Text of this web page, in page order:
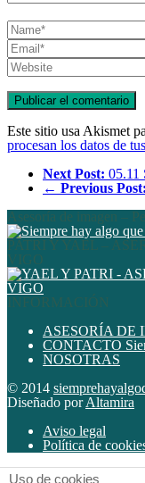
Este sitio usa Akismet
procesan los datos de
Next Post:
← Previous Post:
Asesoría de imagen –
PATRI Y YAEL –
VIGO
INFORMACIÓN
ASESORÍA DE
CONTACTO
NOSOTRAS
© 2014
Diseñado porAltamira
Aviso legal
Política de
Uso de cookies